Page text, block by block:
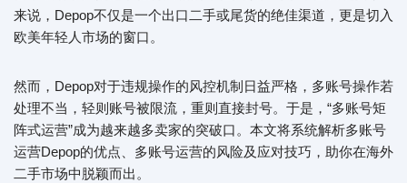
来说，Depop不仅是一个出口二手或尾货的绝佳渠道，更是切入
欧美年轻人市场的窗口。
然而，Depop对于违规操作的风控机制日益严格，多账号操作若
处理不当，轻则账号被限流，重则直接封号。于是，“多账号矩
阵式运营”成为越来越多卖家的突破口。本文将系统解析多账号
运营Depop的优点、多账号运营的风险及应对技巧，助你在海外
二手市场中脱颖而出。